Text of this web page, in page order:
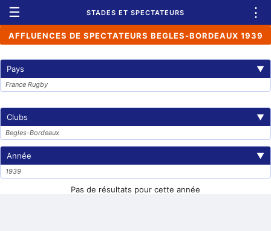
☰ STADES ET SPECTATEURS ⋮
AFFLUENCES DE SPECTATEURS BEGLES-BORDEAUX 1939
Pays ▼
France Rugby
Clubs ▼
Begles-Bordeaux
Année ▼
1939
Pas de résultats pour cette année